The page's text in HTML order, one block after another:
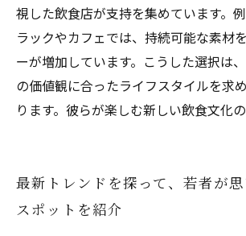
視した飲食店が支持を集めています。
ラックやカフェでは、持続可能な素材
ーが増加しています。こうした選択は
の価値観に合ったライフスタイルを求
ります。彼らが楽しむ新しい飲食文化
最新トレンドを探って、若者が
スポットを紹介